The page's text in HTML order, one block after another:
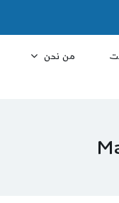
من نحن